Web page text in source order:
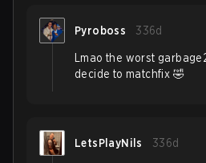
Pyroboss 336d
Lmao the worst
decide to matchfix 🤣
LetsPlayNils 336d